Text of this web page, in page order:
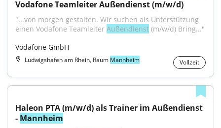
Vodafone Teamleiter Außendienst (m/w/d)
"...von morgen gestalten. Wir suchen als Unterstützung
einen Vodafone Teamleiter Außendienst (m/w/d) Bring..."
Vodafone GmbH
Ludwigshafen am Rhein, Raum Mannheim Vollzeit
Haleon PTA (m/w/d) als Trainer im Außendienst
- Mannheim